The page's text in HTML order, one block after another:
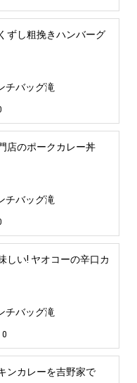
ずし粗挽きハンバーグ
チバッグ滝
店のポークカレー丼
チバッグ滝
しい! ヤオコーの辛口カ
チバッグ滝
0
ンカレーを吉野家で